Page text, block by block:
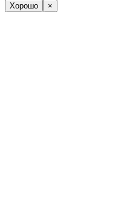
Хорошо ×